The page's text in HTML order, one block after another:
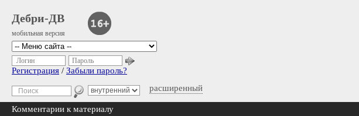
Дебри-ДВ
мобильная версия
расширенный
Логин Пароль
Регистрация / Забыли пароль?
Комментарии к материалу